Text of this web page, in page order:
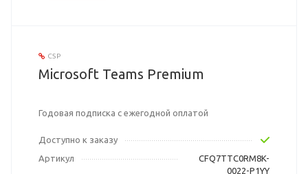
CSP
Microsoft Teams Premium
Годовая подписка с ежегодной оплатой
Доступно к заказу
Артикул
CFQ7TTC0RM8K-
0022-P1YY